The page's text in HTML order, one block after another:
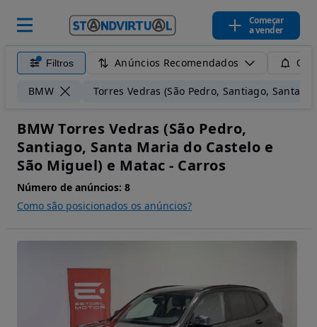
Começar
a vender
Filtros Anúncios Recomendados
BMW Torres Vedras (São Pedro, Santiago, Santa
BMW Torres Vedras (São Pedro,
Santiago, Santa Maria do Castelo e
São Miguel) e Matac - Carros
Número de anúncios: 8
Como são posicionados os anúncios?